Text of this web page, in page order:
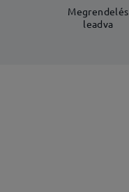
Megrendelés
leadva